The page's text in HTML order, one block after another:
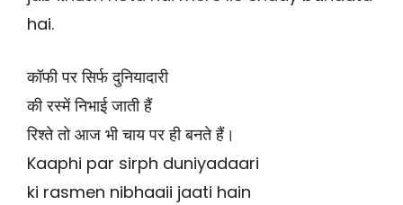
hai.
कॉफी पर सिर्फ दुनियादारी
की रस्में निभाई जाती हैं
रिश्ते तो आज भी चाय पर ही बनते हैं।
Kaaphi par sirph duniyadaari
ki rasmen nibhaaii jaati hain